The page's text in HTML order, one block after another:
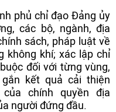
phủ chỉ đạo Đảng ủy
các bộ, ngành, địa
sách, pháp luật về
không khí; xác lập chỉ
đối với từng vùng,
kết quả cải thiện
chính quyền địa
người đứng đầu.